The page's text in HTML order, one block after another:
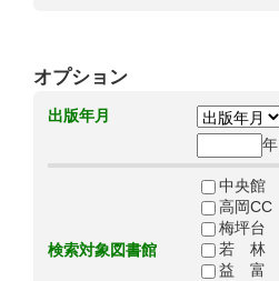
オプション
出版年月
年
検索対象図書館
中央館
高岡CC
梅坪台
若 林
益 富